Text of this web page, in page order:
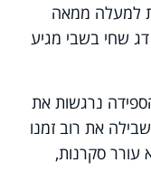
למעלה ממאה
שחי בשבי מגיע
נרגשות את
את רוב זמנו
עורר סקרנות,